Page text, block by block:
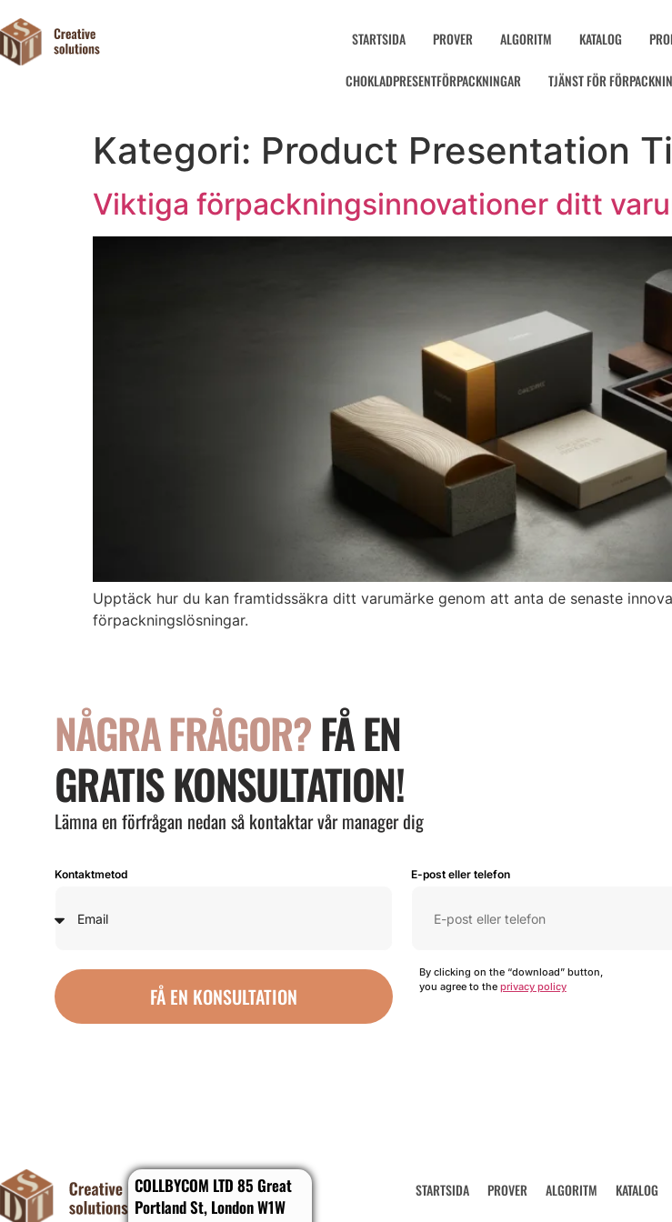
STARTSIDA PROVER ALGORITM KATALOG
CHOKLADPRESENTFÖRPACKNINGAR TJÄNST FÖR
Kategori: Product Presentation
Viktiga förpackningsinnovationer ditt
Upptäck hur du kan framtidssäkra ditt varumärke genom att anta de senaste
förpackningslösningar.
NÅGRA FRÅGOR?FÅ EN
GRATIS KONSULTATION!
Lämna en förfrågan nedan så kontaktar vår manager dig
Kontaktmetod E-post eller telefon
FÅ EN KONSULTATION
By clicking on the “download” button,
you agree to the privacy policy
COLLBYCOM LTD 85 Great
Portland St, London W1W
STARTSIDA PROVER ALGORITM KATALOG